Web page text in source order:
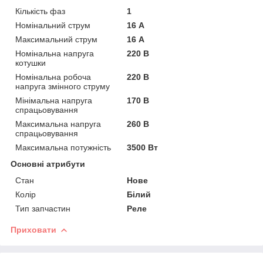
Кількість фаз
1
Номінальний струм
16 А
Максимальний струм
16 А
Номінальна напруга
котушки
220 В
Номінальна робоча
напруга змінного струму
220 В
Мінімальна напруга
спрацьовування
170 В
Максимальна напруга
спрацьовування
260 В
Максимальна потужність
3500 Вт
Основні атрибути
Стан
Нове
Колір
Білий
Тип запчастин
Реле
Приховати